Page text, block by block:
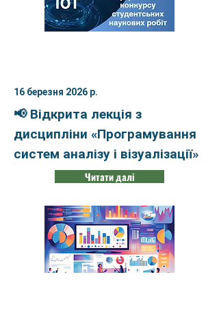
16 березня 2026 р.
📢 Відкрита лекція з
дисципліни «Програмування
систем аналізу і візуалізації»
Читати далі